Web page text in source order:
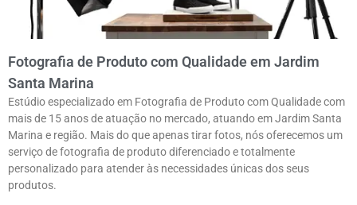
Fotografia de Produto com Qualidade em Jardim
Santa Marina
Estúdio especializado em Fotografia de Produto com Qualidade com
mais de 15 anos de atuação no mercado, atuando em Jardim Santa
Marina e região. Mais do que apenas tirar fotos, nós oferecemos um
serviço de fotografia de produto diferenciado e totalmente
personalizado para atender às necessidades únicas dos seus
produtos.